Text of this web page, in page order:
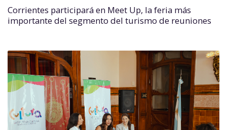
Corrientes participará en Meet Up, la feria más
importante del segmento del turismo de reuniones